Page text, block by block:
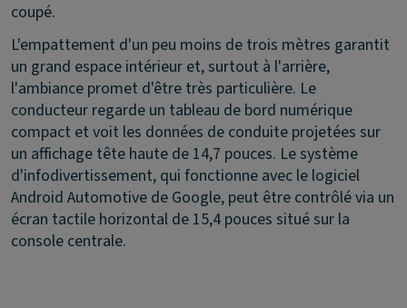
coupé.
L'empattement d'un peu moins de trois mètres garantit
un grand espace intérieur et, surtout à l'arrière,
l'ambiance promet d'être très particulière. Le
conducteur regarde un tableau de bord numérique
compact et voit les données de conduite projetées sur
un affichage tête haute de 14,7 pouces. Le système
d'infodivertissement, qui fonctionne avec le logiciel
Android Automotive de Google, peut être contrôlé via un
écran tactile horizontal de 15,4 pouces situé sur la
console centrale.